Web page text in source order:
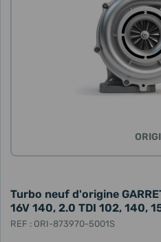
Turbo neuf d'origine
16V 140, 2.0 TDI 102, 140,
REF : ORI-873970-5001S